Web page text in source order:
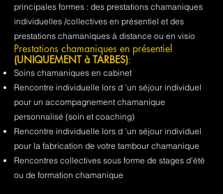
principales formes : des prestations chamaniques
individuelles /collectives en présentiel et des
prestations chamaniques à distance ou en visio
Prestations chamaniques en présentiel
(UNIQUEMENT à TARBES):
Soins chamaniques en cabinet
Rencontre individuelle lors d 'un séjour individuel
pour un accompagnement chamanique
personnalisé (soin et coaching)
Rencontre individuelle lors d 'un séjour individuel
pour la fabrication de votre tambour chamanique
Rencontres collectives sous forme de stages d'été
ou de formation chamanique